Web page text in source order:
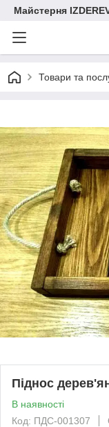
Майстерня
Товари та
Піднос
В наявності
Код: ПДС-001307